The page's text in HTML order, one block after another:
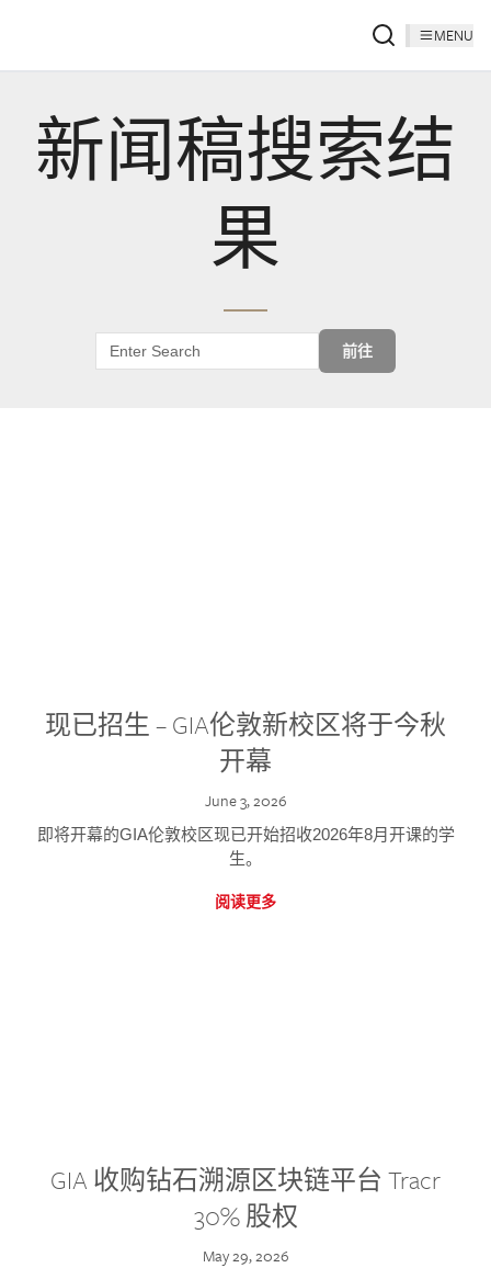
MENU
新闻稿搜索结
果
前往
现已招生 – GIA伦敦新校区将于今秋
开幕
June 3, 2026
即将开幕的GIA伦敦校区现已开始招收2026年8月开课的学
生。
阅读更多
GIA 收购钻石溯源区块链平台 Tracr
30% 股权
May 29, 2026